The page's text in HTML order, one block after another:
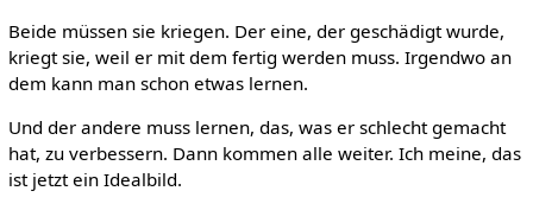
Beide müssen sie kriegen. Der eine, der geschädigt wurde,
kriegt sie, weil er mit dem fertig werden muss. Irgendwo an
dem kann man schon etwas lernen.
Und der andere muss lernen, das, was er schlecht gemacht
hat, zu verbessern. Dann kommen alle weiter. Ich meine, das
ist jetzt ein Idealbild.